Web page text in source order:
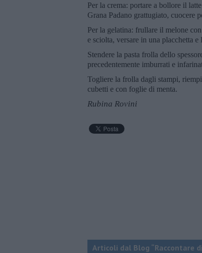
Per la crema: portare a bollore il
Grana Padano grattugiato, cuocere
Per la gelatina: frullare il melone
e sciolta, versare in una placchetta
Stendere la pasta frolla dello
precedentemente imburrati e
Togliere la frolla dagli stampi,
cubetti e con foglie di menta.
Rubina Rovini
Articoli dal Blog “Raccontare